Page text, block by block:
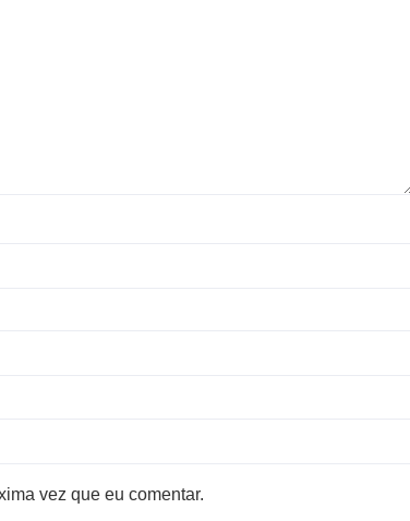
vez que eu comentar.